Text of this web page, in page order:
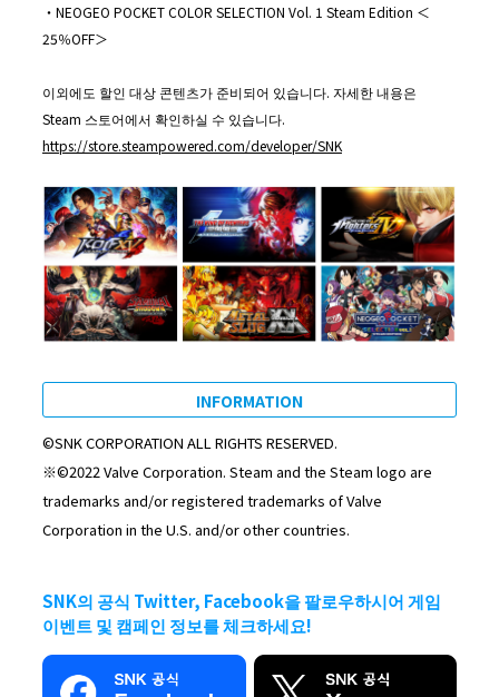
・NEOGEO POCKET COLOR SELECTION Vol. 1 Steam Edition ＜
25％OFF＞
이외에도 할인 대상 콘텐츠가 준비되어 있습니다. 자세한 내용은
Steam 스토어에서 확인하실 수 있습니다.
https://store.steampowered.com/developer/SNK
INFORMATION
©SNK CORPORATION ALL RIGHTS RESERVED.
※©2022 Valve Corporation. Steam and the Steam logo are
trademarks and/or registered trademarks of Valve
Corporation in the U.S. and/or other countries.
SNK의 공식 Twitter, Facebook을 팔로우하시어 게임
이벤트 및 캠페인 정보를 체크하세요!